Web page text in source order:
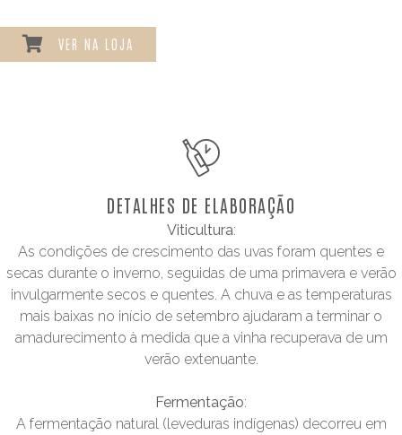
VER NA LOJA
DETALHES DE ELABORAÇÃO
Viticultura:
As condições de crescimento das uvas foram quentes e
secas durante o inverno, seguidas de uma primavera e verão
invulgarmente secos e quentes. A chuva e as temperaturas
mais baixas no início de setembro ajudaram a terminar o
amadurecimento à medida que a vinha recuperava de um
verão extenuante.
Fermentação:
A fermentação natural (leveduras indígenas) decorreu em